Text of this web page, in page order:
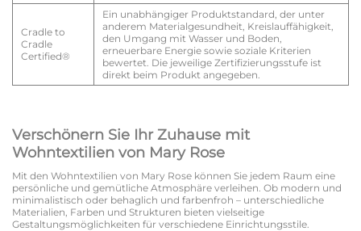
Cradle to
Cradle
Certified®
Ein unabhängiger Produktstandard, der unter
anderem Materialgesundheit, Kreislauffähigkeit,
den Umgang mit Wasser und Boden,
erneuerbare Energie sowie soziale Kriterien
bewertet. Die jeweilige Zertifizierungsstufe ist
direkt beim Produkt angegeben.
Verschönern Sie Ihr Zuhause mit
Wohntextilien von Mary Rose
Mit den Wohntextilien von Mary Rose können Sie jedem Raum eine
persönliche und gemütliche Atmosphäre verleihen. Ob modern und
minimalistisch oder behaglich und farbenfroh – unterschiedliche
Materialien, Farben und Strukturen bieten vielseitige
Gestaltungsmöglichkeiten für verschiedene Einrichtungsstile.